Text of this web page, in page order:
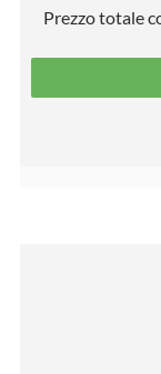
Prezzo totale